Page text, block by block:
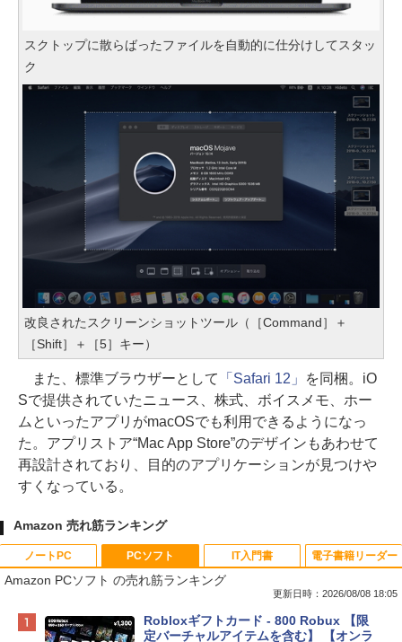
スクトップに散らばったファイルを自動的に仕分けしてスタッ
ク
改良されたスクリーンショットツール（［Command］＋
［Shift］＋［5］キー）
また、標準ブラウザーとして 「Safari 12」
を同梱。iO
Sで提供されていたニュース、株式、ボイスメモ、ホー
ムといったアプリがmacOSでも利用できるようになっ
た。アプリストア“Mac App Store”のデザインもあわせて
再設計されており、目的のアプリケーションが見つけや
すくなっている。
Amazon 売れ筋ランキング
ノートPC
Apple 2026 MacBook Neo A18 Proチッ
プ搭載13インチノートブック：AIとAppl
PCソフト
Amazon PCソフト の売れ筋ランキング
更新日時：2026/08/08 18:05
Robloxギフトカード - 800 Robux 【限
定バーチャルアイテムを含む】 【オンラ
IT入門書 電子書籍リーダー